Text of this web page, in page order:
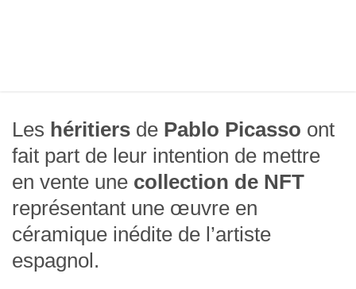
Les héritiers de Pablo Picasso ont
fait part de leur intention de mettre
en vente une collection de NFT
représentant une œuvre en
céramique inédite de l’artiste
espagnol.